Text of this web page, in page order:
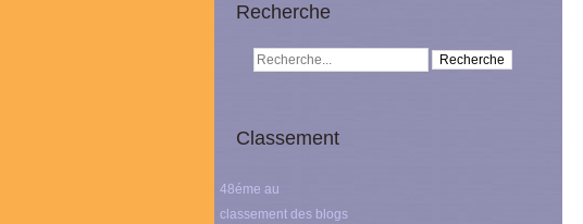
Recherche
Classement
48éme au
classement des blogs